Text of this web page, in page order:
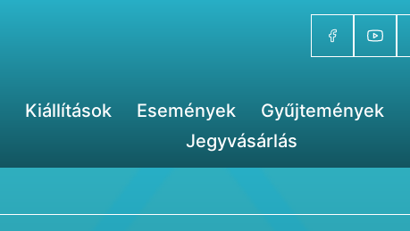
Kiállítások Események Gyűjtemények
Jegyvásárlás